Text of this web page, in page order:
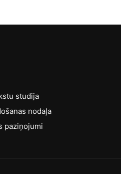
studija
nodaļa
paziņojumi